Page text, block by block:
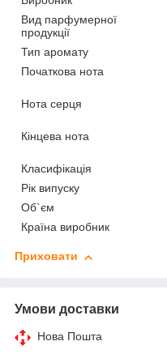
Вид парфумерної
продукції
Тип аромату
Початкова нота
Нота серця
Кінцева нота
Класифікація
Рік випуску
Об`єм
Країна виробник
Приховати
Умови доставки
Нова Пошта